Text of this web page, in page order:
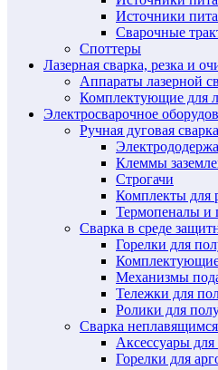
Источники
Сварочные
Споттеры
Лазерная сварка, резка и
Аппараты лазерной
Комплектующие для
Электросварочное
Ручная дуговая
Клеммы
Строгачи
Комплекты для
Термопеналы и
Сварка в среде
Горелки для
Комплектующие
Механизмы
Тележки для
Ролики для
Сварка
Аксессуары для
Горелки для